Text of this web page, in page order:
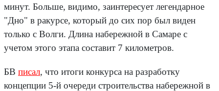
минут. Больше, видимо, заинтересует легендарное
"Дно" в ракурсе, который до сих пор был виден
только с Волги. Длина набережной в Самаре с
учетом этого этапа составит 7 километров.
БВ писал, что итоги конкурса на разработку
концепции 5-й очереди строительства набережной в